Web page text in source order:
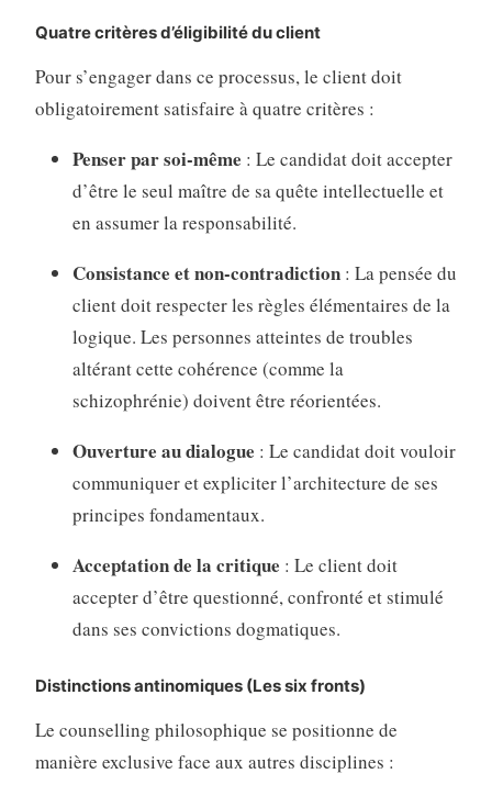
Quatre critères d’éligibilité du client
Pour s’engager dans ce processus, le client doit
obligatoirement satisfaire à quatre critères :
Penser par soi-même : Le candidat doit accepter
d’être le seul maître de sa quête intellectuelle et
en assumer la responsabilité.
Consistance et non-contradiction: La pensée du
client doit respecter les règles élémentaires de la
logique. Les personnes atteintes de troubles
altérant cette cohérence (comme la
schizophrénie) doivent être réorientées.
Ouverture au dialogue : Le candidat doit vouloir
communiquer et expliciter l’architecture de ses
principes fondamentaux.
Acceptation de la critique : Le client doit
accepter d’être questionné, confronté et stimulé
dans ses convictions dogmatiques.
Distinctions antinomiques (Les six fronts)
Le counselling philosophique se positionne de
manière exclusive face aux autres disciplines :